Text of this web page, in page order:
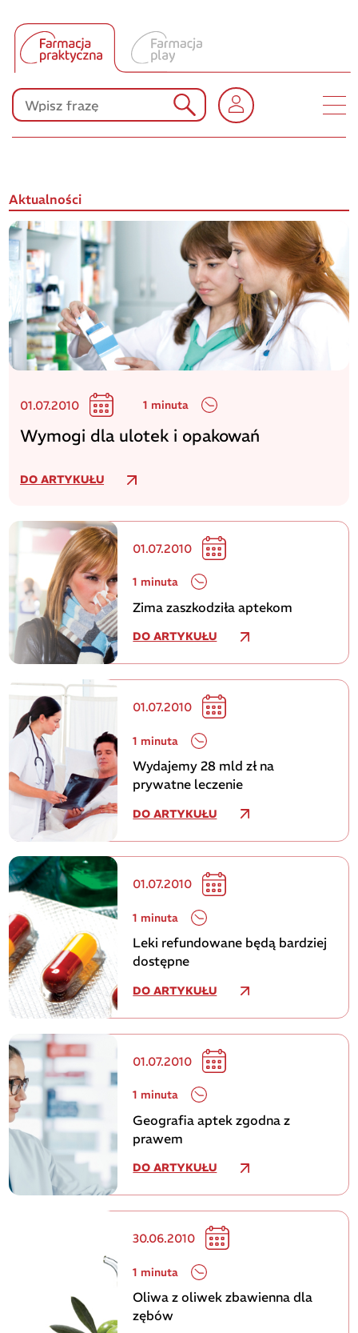
Produkty Polpharmy
KONKURSY
Aktualności
01.07.2010 1 minuta
Wymogi dla ulotek i opakowań
DO ARTYKUŁU
01.07.2010
1 minuta
Zima zaszkodziła aptekom
DO ARTYKUŁU
01.07.2010
1 minuta
Wydajemy 28 mld zł na
prywatne leczenie
DO ARTYKUŁU
01.07.2010
1 minuta
Leki refundowane będą bardziej
dostępne
DO ARTYKUŁU
01.07.2010
1 minuta
Geografia aptek zgodna z
prawem
DO ARTYKUŁU
30.06.2010
1 minuta
Oliwa z oliwek zbawienna dla
zębów